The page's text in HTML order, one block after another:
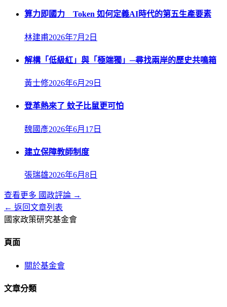
算力即國力 Token 如何定義AI時代的第五生產要素
林建甫2026年7月2日
解構「低級紅」與「極端獨」─尋找兩岸的歷史共鳴箱
黃士修2026年6月29日
登革熱來了 蚊子比鼠更可怕
魏國彥2026年6月17日
建立保障教師制度
張瑞雄2026年6月8日
查看更多 國政評論 →
← 返回文章列表
國家政策研究基金會
頁面
關於基金會
文章分類